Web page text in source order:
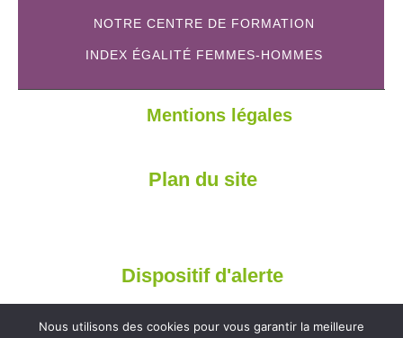
NOTRE CENTRE DE FORMATION
INDEX ÉGALITÉ FEMMES-HOMMES
Mentions légales
Plan du site
Dispositif d'alerte
Nous utilisons des cookies pour vous garantir la meilleure